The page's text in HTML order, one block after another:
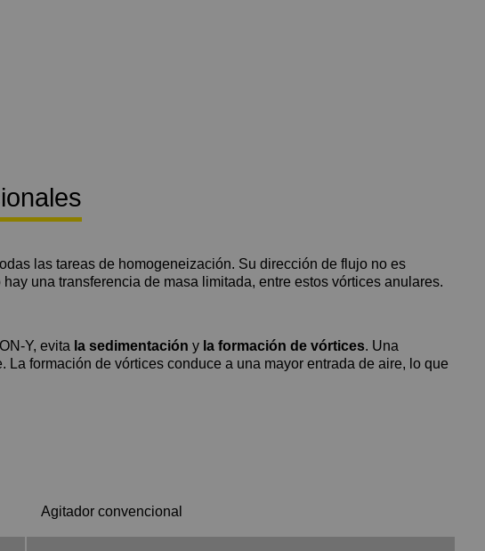
las tareas de homogeneización. Su dirección de flujo no es
una transferencia de masa limitada, entre estos vórtices anulares.
Y, evita la sedimentación y la formación de vórtices. Una
formación de vórtices conduce a una mayor entrada de aire, lo que
Agitador convencional